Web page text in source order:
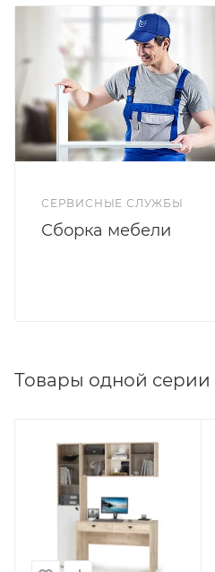
СЕРВИСНЫЕ СЛУЖБЫ
Сборка мебели
Товары одной серии